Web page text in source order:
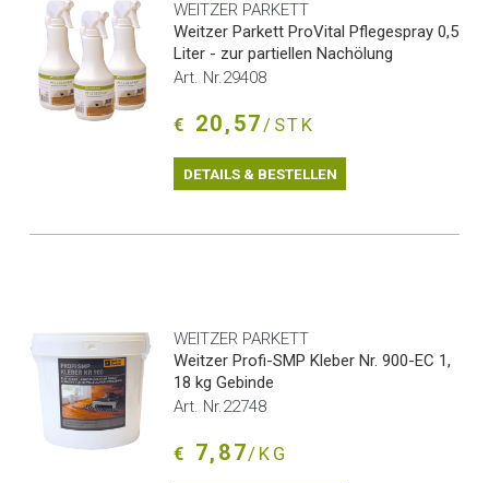
WEITZER PARKETT
Weitzer Parkett ProVital Pflegespray 0,5
Liter - zur partiellen Nachölung
Art. Nr.29408
€ 20,57/STK
DETAILS & BESTELLEN
WEITZER PARKETT
Weitzer Profi-SMP Kleber Nr. 900-EC 1,
18 kg Gebinde
Art. Nr.22748
€ 7,87/KG